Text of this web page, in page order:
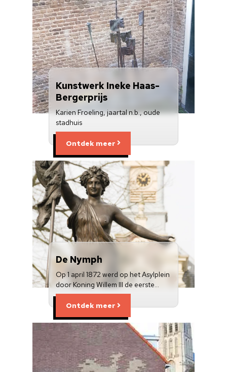
Kunstwerk Ineke Haas-
Bergerprijs
Karien Froeling, jaartal n.b., oude
stadhuis
Ontdek meer
De Nymph
Op 1 april 1872 werd op het Asylplein
door Koning Willem III de eerste…
Ontdek meer